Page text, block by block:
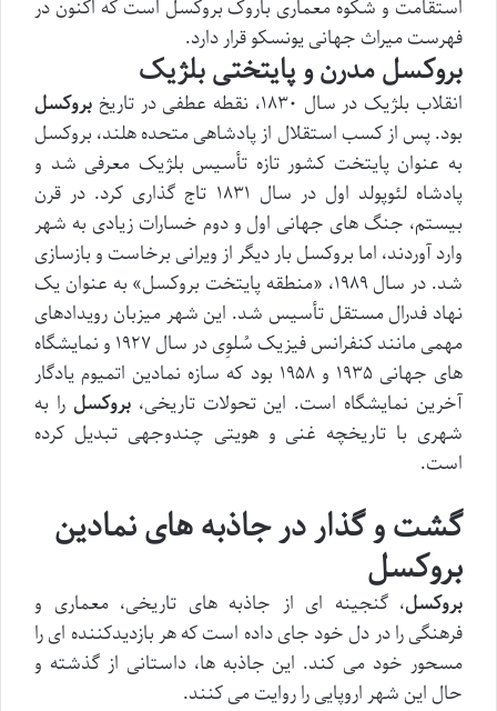
استقامت و شکوه معماری باروک بروکسل است که اکنون در
فهرست میراث جهانی یونسکو قرار دارد.
بروکسل مدرن و پایتختی بلژیک
انقلاب بلژیک در سال ۱۸۳۰، نقطه عطفی در تاریخ
بروکسل
بود. پس از کسب استقلال از پادشاهی متحده هلند، بروکسل
به عنوان پایتخت کشور تازه تأسیس بلژیک معرفی شد و
پادشاه لئوپولد اول در سال ۱۸۳۱ تاج گذاری کرد. در قرن
بیستم، جنگ های جهانی اول و دوم خسارات زیادی به شهر
وارد آوردند، اما بروکسل بار دیگر از ویرانی برخاست و بازسازی
شد. در سال ۱۹۸۹، «منطقه پایتخت بروکسل» به عنوان یک
نهاد فدرال مستقل تأسیس شد. این شهر میزبان رویدادهای
مهمی مانند کنفرانس فیزیک سُلوِی در سال ۱۹۲۷ و نمایشگاه
های جهانی ۱۹۳۵ و ۱۹۵۸ بود که سازه نمادین اتمیوم یادگار
آخرین نمایشگاه است. این تحولات تاریخی،بروکسل را به
شهری با تاریخچه غنی و هویتی چندوجهی تبدیل کرده
است.
گشت و گذار در جاذبه های نمادین
بروکسل
بروکسل، گنجینه ای از جاذبه های تاریخی، معماری و
فرهنگی را در دل خود جای داده است که هر بازدیدکننده ای را
مسحور خود می کند. این جاذبه ها، داستانی از گذشته و
حال این شهر اروپایی را روایت می کنند.